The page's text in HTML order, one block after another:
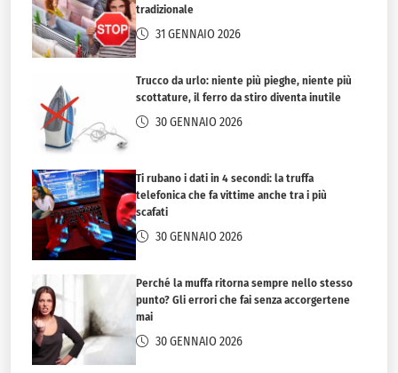
tradizionale
31 GENNAIO 2026
Trucco da urlo: niente più pieghe, niente più
scottature, il ferro da stiro diventa inutile
30 GENNAIO 2026
Ti rubano i dati in 4 secondi: la truffa
telefonica che fa vittime anche tra i più
scafati
30 GENNAIO 2026
Perché la muffa ritorna sempre nello stesso
punto? Gli errori che fai senza accorgertene
mai
30 GENNAIO 2026